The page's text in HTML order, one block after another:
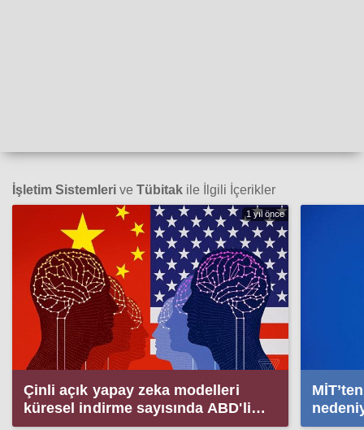
İşletim Sistemleri ve Tübitak ile İlgili İçerikler
1 yıl önce
Çinli açık yapay zeka modelleri
küresel indirme sayısında ABD'li
modelleri geride bıraktı